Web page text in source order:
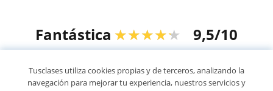
Fantástica ★★★★★ 9,5/10
Tusclases utiliza cookies propias y de terceros, analizando la
navegación para mejorar tu experiencia, nuestros servicios y